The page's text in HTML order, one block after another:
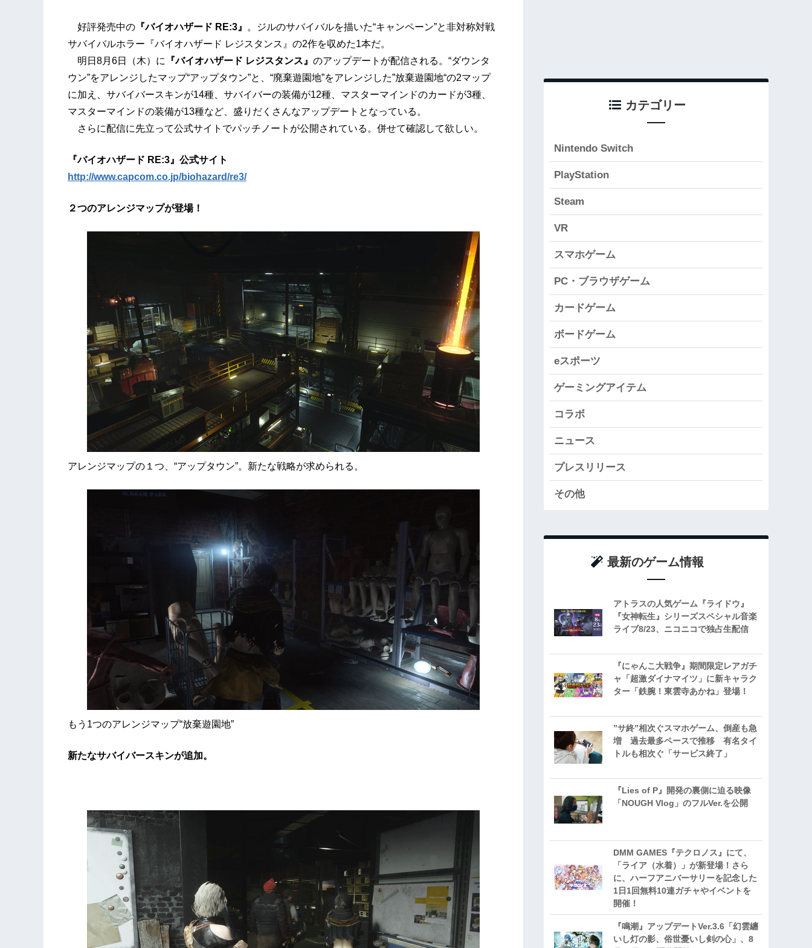
好評発売中の 『バイオハザード RE:3』
。ジルのサバイバルを描いた“キャンペーン”と非対称対戦
サバイバルホラー『バイオハザード レジスタンス』の2作を収めた1本だ。
明日8月6日（木）に
『バイオハザード レジスタンス』 のアップデートが配信される。“ダウンタ
ウン”をアレンジしたマップ“アップタウン”と、“廃棄遊園地”をアレンジした”放棄遊園地“の2マップ
に加え、サバイバースキンが14種、サバイバーの装備が12種、マスターマインドのカードが3種、
マスターマインドの装備が13種など、盛りだくさんなアップデートとなっている。
さらに配信に先立って公式サイトでパッチノートが公開されている。併せて確認して欲しい。
『バイオハザード RE:3』公式サイト
http://www.capcom.co.jp/biohazard/re3/
２つのアレンジマップが登場！
アレンジマップの１つ、“アップタウン”。新たな戦略が求められる。
もう1つのアレンジマップ“放棄遊園地”
新たなサバイバースキンが追加。
カテゴリー
Nintendo Switch
PlayStation
Steam
VR
スマホゲーム
PC・ブラウザゲーム
カードゲーム
ボードゲーム
eスポーツ
ゲーミングアイテム
コラボ
ニュース
プレスリリース
その他
最新のゲーム情報
アトラスの人気ゲーム『ライドウ』
『女神転生』シリーズスペシャル音楽
ライブ8/23、ニコニコで独占生配信
『にゃんこ大戦争』期間限定レアガチ
ャ「超激ダイナマイツ」に新キャラク
ター「鉄腕！東雲寺あかね」登場！
”サ終”相次ぐスマホゲーム、倒産も急
増 過去最多ペースで推移 有名タイ
トルも相次ぐ「サービス終了」
『Lies of P』開発の裏側に迫る映像
「NOUGH Vlog」のフルVer.を公開
DMM GAMES『テクロノス』にて、
「ライア（水着）」が新登場！さら
に、ハーフアニバーサリーを記念した
1日1回無料10連ガチャやイベントを
開催！
『鳴潮』アップデートVer.3.6「幻雲纏
いし灯の影、俗世憂いし剣の心」、8